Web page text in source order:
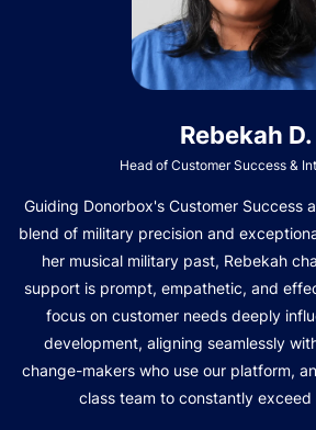
Rebekah D.
Head of Customer Success &
Guiding Donorbox's Customer Success
blend of military precision and
her musical military past, Rebekah
support is prompt, empathetic, and
focus on customer needs deeply
development, aligning seamlessly
change-makers who use our platform,
class team to constantly